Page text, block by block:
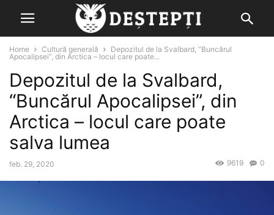
Home Cultură generală
Depozitul de la Svalbard, “Buncărul
Apocalipsei”, din Arctica – locul care poate...
Depozitul de la Svalbard,
“Buncărul Apocalipsei”, din
Arctica – locul care poate
salva lumea
feb. 29, 2020 0
9619